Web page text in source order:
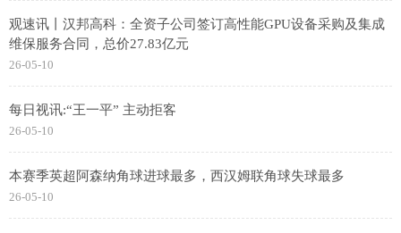
观速讯丨汉邦高科：全资子公司签订高性能GPU设备采购及集成
维保服务合同，总价27.83亿元
26-05-10
每日视讯:“王一平” 主动拒客
26-05-10
本赛季英超阿森纳角球进球最多，西汉姆联角球失球最多
26-05-10